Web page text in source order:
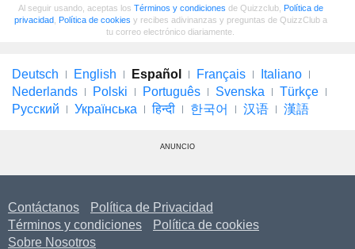
Al seguir usando, aceptas los Términos y condiciones de Quizzclub, Política de
privacidad, Política de cookies y recibes adivinanzas y preguntas de QuizzClub a
tu correo electrónico diariamente.
Deutsch English Español Français
Italiano
Nederlands
Polski Português Svenska
Türkçe
Русский
Українська हिन्दी 한국어 汉语 漢語
ANUNCIO
Contáctanos
Política de Privacidad
Términos y condiciones
Política de cookies
Sobre Nosotros